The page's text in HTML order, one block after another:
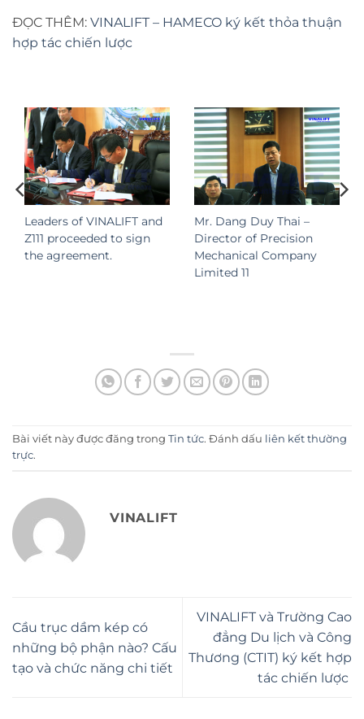
ĐỌC THÊM: VINALIFT – HAMECO ký kết thỏa thuận
hợp tác chiến lược
Leaders of VINALIFT and
Z111 proceeded to sign
the agreement.
Mr. Dang Duy Thai –
Director of Precision
Mechanical Company
Limited 11
Bài viết này được đăng trong Tin tức. Đánh dấu liên kết thường
trực.
VINALIFT
Cầu trục dầm kép có
những bộ phận nào? Cấu
tạo và chức năng chi tiết
VINALIFT và Trường Cao
đẳng Du lịch và Công
Thương (CTIT) ký kết hợp
tác chiến lược